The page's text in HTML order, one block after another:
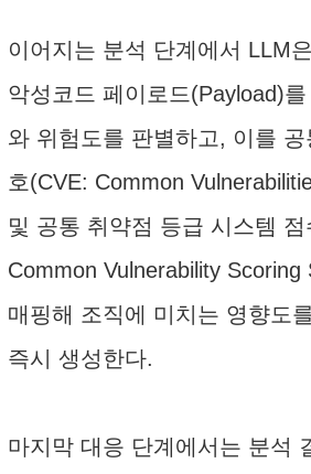
이어지는 분석 단계에서 LLM
악성코드 페이로드(Payload)
와 위험도를 판별하고, 이를
호(CVE: Common
및 공통 취약점 등급 시스템 점
Common Vulnerability
매핑해 조직에 미치는 영향도
즉시 생성한다.
마지막 대응 단계에서는 분석